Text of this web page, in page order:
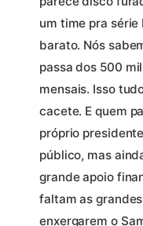
um time pra
barato. Nós
passa dos 500
mensais. Isso
cacete. E quem
próprio
público, mas
grande apoio
faltam as
enxergarem o